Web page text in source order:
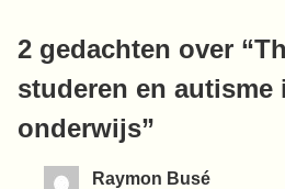
2 gedachten over “
studeren en autisme
onderwijs”
Raymon Busé